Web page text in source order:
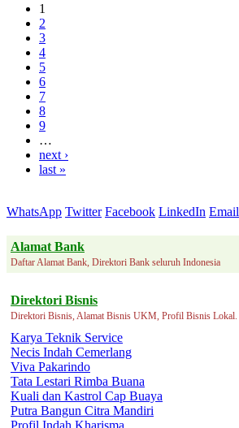
1
2
3
4
5
6
7
8
9
…
next ›
last »
WhatsApp Twitter Facebook LinkedIn Email
Alamat Bank
Daftar Alamat Bank, Direktori Bank seluruh Indonesia
Direktori Bisnis
Direktori Bisnis, Alamat Bisnis UKM, Profil Bisnis Lokal.
Karya Teknik Service
Necis Indah Cemerlang
Viva Pakarindo
Tata Lestari Rimba Buana
Kuali dan Kastrol Cap Buaya
Putra Bangun Citra Mandiri
Profil Indah Kharisma